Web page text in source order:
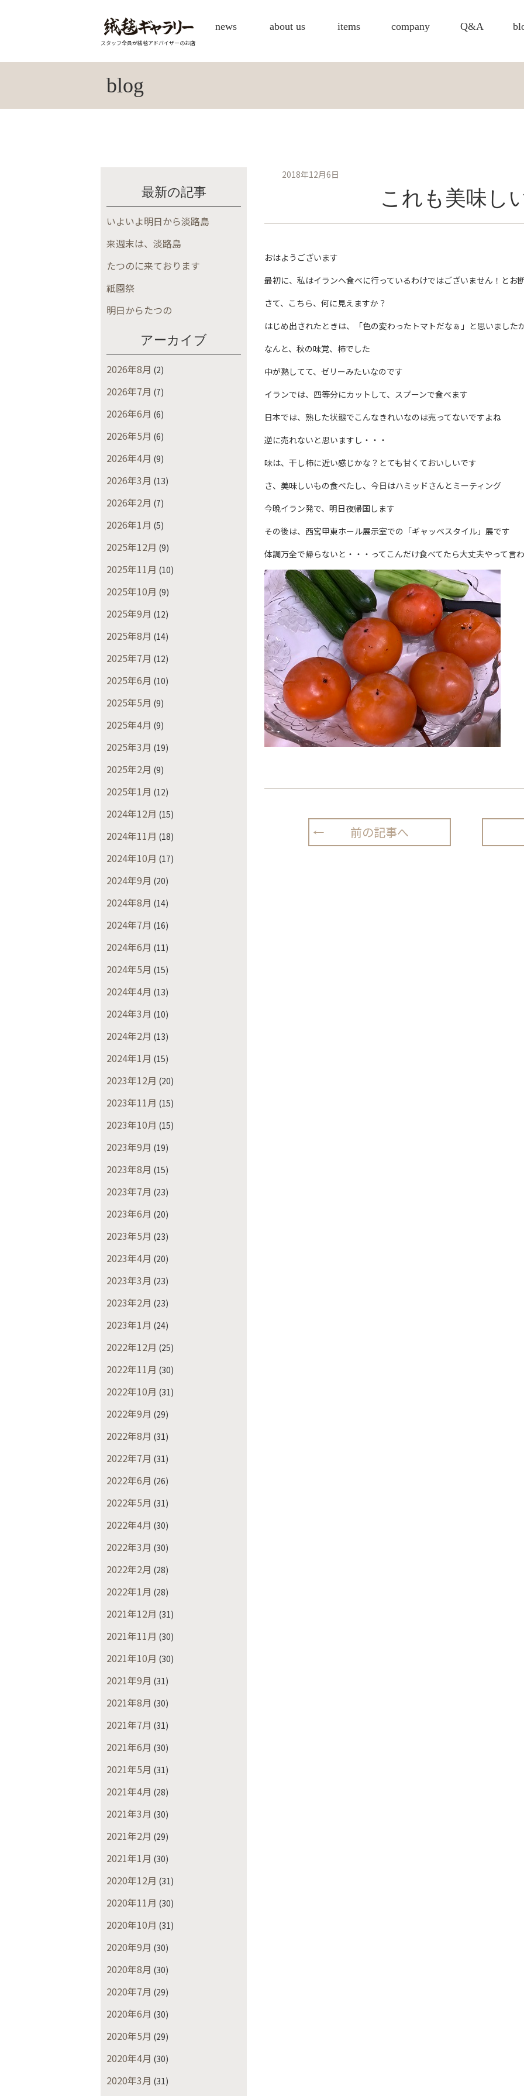
スタッフ全員が絨毯アドバイザーのお店
news about us items company Q&A
blog
最新の記事
いよいよ明日から淡路島
来週末は、淡路島
たつのに来ております
祇園祭
明日からたつの
アーカイブ
2026年8月 (2)
2026年7月 (7)
2026年6月 (6)
2026年5月 (6)
2026年4月 (9)
2026年3月 (13)
2026年2月 (7)
2026年1月 (5)
2025年12月 (9)
2025年11月 (10)
2025年10月 (9)
2025年9月 (12)
2025年8月 (14)
2025年7月 (12)
2025年6月 (10)
2025年5月 (9)
2025年4月 (9)
2025年3月 (19)
2025年2月 (9)
2025年1月 (12)
2024年12月 (15)
2024年11月 (18)
2024年10月 (17)
2024年9月 (20)
2024年8月 (14)
2024年7月 (16)
2024年6月 (11)
2024年5月 (15)
2024年4月 (13)
2024年3月 (10)
2024年2月 (13)
2024年1月 (15)
2023年12月 (20)
2023年11月 (15)
2023年10月 (15)
2023年9月 (19)
2023年8月 (15)
2023年7月 (23)
2023年6月 (20)
2023年5月 (23)
2023年4月 (20)
2023年3月 (23)
2023年2月 (23)
2023年1月 (24)
2022年12月 (25)
2022年11月 (30)
2022年10月 (31)
2022年9月 (29)
2022年8月 (31)
2022年7月 (31)
2022年6月 (26)
2022年5月 (31)
2022年4月 (30)
2022年3月 (30)
2022年2月 (28)
2022年1月 (28)
2021年12月 (31)
2021年11月 (30)
2021年10月 (30)
2021年9月 (31)
2021年8月 (30)
2021年7月 (31)
2021年6月 (30)
2021年5月 (31)
2021年4月 (28)
2021年3月 (30)
2021年2月 (29)
2021年1月 (30)
2020年12月 (31)
2020年11月 (30)
2020年10月 (31)
2020年9月 (30)
2020年8月 (30)
2020年7月 (29)
2020年6月 (30)
2020年5月 (29)
2020年4月 (30)
2020年3月 (31)
2018年12月6日
これも美味し
おはようございます
最初に、私はイランヘ食べに行っているわけではございません！とお
さて、こちら、何に見えますか？
はじめ出されたときは、「色の変わったトマトだなぁ」と思いました
なんと、秋の味覚、柿でした
中が熟してて、ゼリーみたいなのです
イランでは、四等分にカットして、スプーンで食べます
日本では、熟した状態でこんなきれいなのは売ってないですよね
逆に売れないと思いますし・・・
味は、干し柿に近い感じかな？とても甘くておいしいです
さ、美味しいもの食べたし、今日はハミッドさんとミーティング
今晩イラン発で、明日夜帰国します
その後は、西宮甲東ホール展示室での「ギャッベスタイル」展です
体調万全で帰らないと・・・ってこんだけ食べてたら大丈夫やって言
前の記事へ